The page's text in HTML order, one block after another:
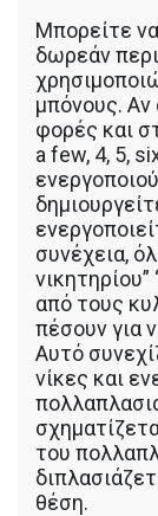
Μπορείτε
δωρεάν
μπόνους. Αν
φορές και
a few, 4, 5,
συνέχεια,
από τους
πέσουν για
Αυτό
νίκες και
του
θέση.